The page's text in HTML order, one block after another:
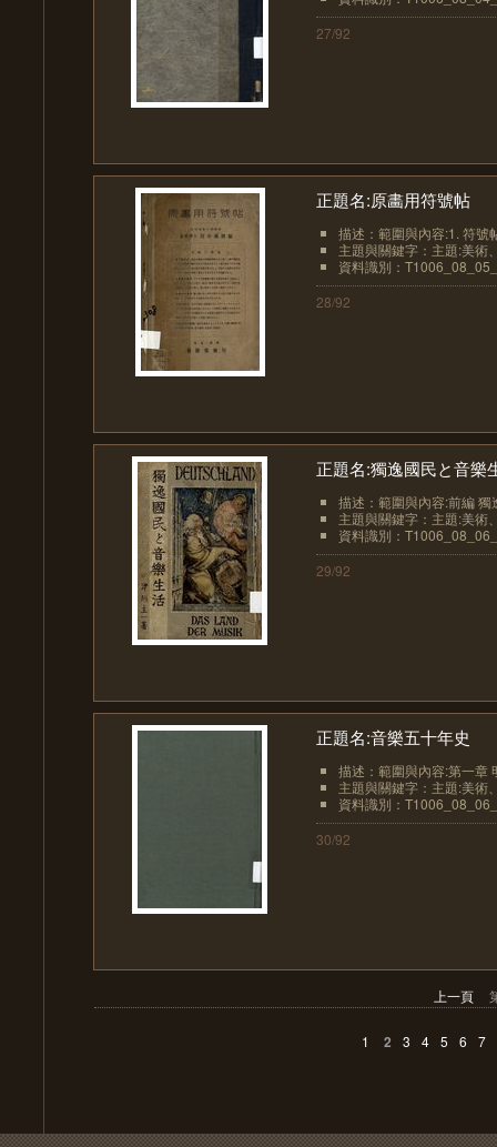
27/92
正題名:原畵用符號帖
描述：範圍與內容:1. 符號
主題與關鍵字：主題:美術
資料識別：
28/92
正題名:獨逸國民と音樂
描述：範圍與內容:前編
主題與關鍵字：主題:美術
資料識別：
29/92
正題名:音樂五十年史
描述：範圍與內容:第一章
主題與關鍵字：主題:美術
資料識別：
30/92
上一頁
1 2 3 4 5 6 7